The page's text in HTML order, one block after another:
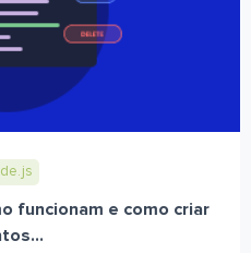
funcionam e como criar